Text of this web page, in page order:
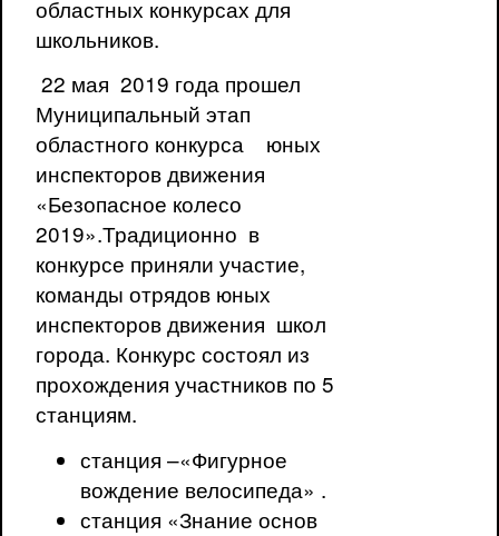
областных конкурсах для
школьников.
22 мая 2019 года прошел
Муниципальный этап
областного конкурса юных
инспекторов движения
«Безопасное колесо
2019».Традиционно в
конкурсе приняли участие,
команды отрядов юных
инспекторов движения школ
города. Конкурс состоял из
прохождения участников по 5
станциям.
станция –«Фигурное
вождение велосипеда» .
станция «Знание основ